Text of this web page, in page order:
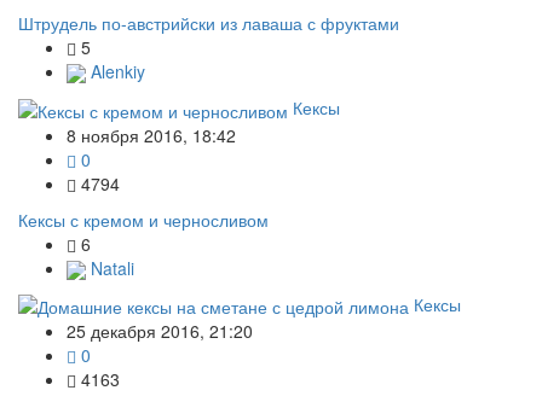
Штрудель по-австрийски из лаваша с фруктами
5
Alenkiy
Кексы
8 ноября 2016, 18:42
0
4794
Кексы с кремом и черносливом
6
Natali
Кексы
25 декабря 2016, 21:20
0
4163